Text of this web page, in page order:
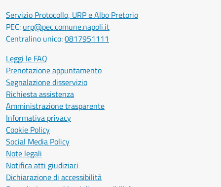
Servizio Protocollo, URP e Albo Pretorio
PEC: urp@pec.comune.napoli.it
Centralino unico:0817951111
Leggi le FAQ
Prenotazione appuntamento
Segnalazione disservizio
Richiesta assistenza
Amministrazione trasparente
Informativa privacy
Cookie Policy
Social Media Policy
Note legali
Notifica atti giudiziari
Dichiarazione di accessibilità